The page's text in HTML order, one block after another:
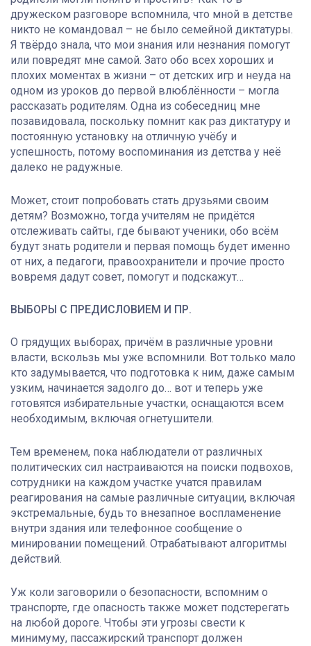
дружеском разговоре вспомнила, что мной в детстве
никто не командовал – не было семейной диктатуры.
Я твёрдо знала, что мои знания или незнания помогут
или повредят мне самой. Зато обо всех хороших и
плохих моментах в жизни – от детских игр и неуда на
одном из уроков до первой влюблённости – могла
рассказать родителям. Одна из собеседниц мне
позавидовала, поскольку помнит как раз диктатуру и
постоянную установку на отличную учёбу и
успешность, потому воспоминания из детства у неё
далеко не радужные.
Может, стоит попробовать стать друзьями своим
детям? Возможно, тогда учителям не придётся
отслеживать сайты, где бывают ученики, обо всём
будут знать родители и первая помощь будет именно
от них, а педагоги, правоохранители и прочие просто
вовремя дадут совет, помогут и подскажут…
ВЫБОРЫ С ПРЕДИСЛОВИЕМ И ПР.
О грядущих выборах, причём в различные уровни
власти, вскользь мы уже вспомнили. Вот только мало
кто задумывается, что подготовка к ним, даже самым
узким, начинается задолго до… вот и теперь уже
готовятся избирательные участки, оснащаются всем
необходимым, включая огнетушители.
Тем временем, пока наблюдатели от различных
политических сил настраиваются на поиски подвохов,
сотрудники на каждом участке учатся правилам
реагирования на самые различные ситуации, включая
экстремальные, будь то внезапное воспламенение
внутри здания или телефонное сообщение о
минировании помещений. Отрабатывают алгоритмы
действий.
Уж коли заговорили о безопасности, вспомним о
транспорте, где опасность также может подстерегать
на любой дороге. Чтобы эти угрозы свести к
минимуму, пассажирский транспорт должен